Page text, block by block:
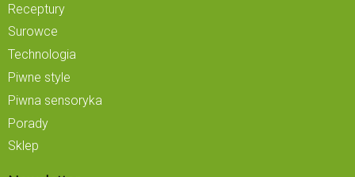
Receptury
Surowce
Technologia
Piwne style
Piwna sensoryka
Porady
Sklep